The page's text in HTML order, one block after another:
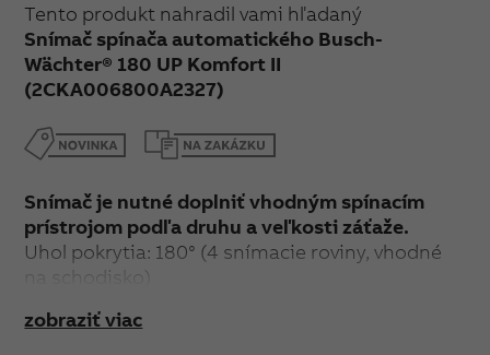
Tento produkt nahradil vami hľadaný
Snímač spínača automatického Busch-
Wächter® 180 UP Komfort II
(2CKA006800A2327)
Snímač je nutné doplniť vhodným spínacím
prístrojom podľa druhu a veľkosti záťaže.
Uhol pokrytia: 180° (4 snímacie roviny, vhodné
na schodisko)
- 1,2 m, príp. 2,2 m
zobraziť viac